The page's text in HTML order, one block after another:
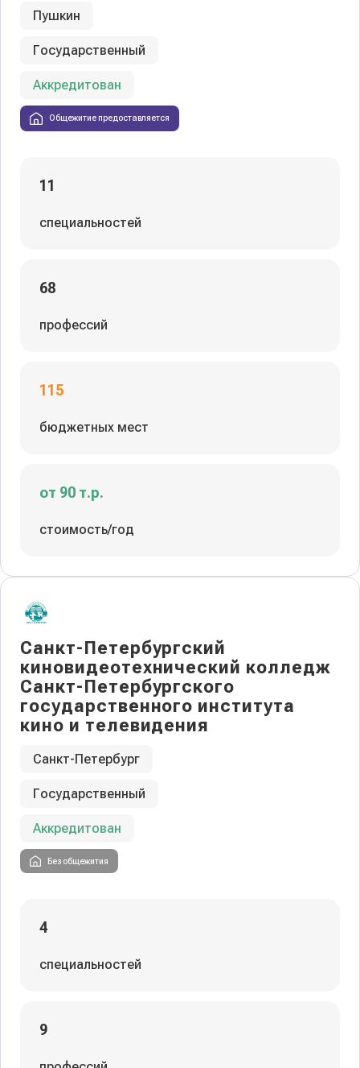
Пушкин
Государственный
Аккредитован
Общежитие предоставляется
11
специальностей
68
профессий
115
бюджетных мест
от 90 т.р.
стоимость/год
Санкт-Петербургский
киновидеотехнический колледж
Санкт-Петербургского
государственного института
кино и телевидения
Санкт-Петербург
Государственный
Аккредитован
Без общежития
4
специальностей
9